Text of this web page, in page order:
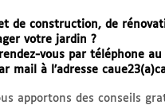
de construction, de
votre jardin ?
vous par téléphone
mail à l’adresse
apportons des conseils